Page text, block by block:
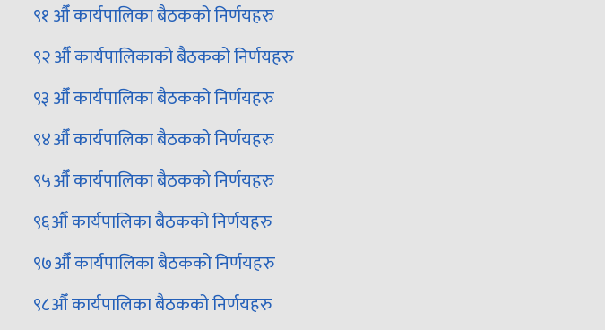
९१ औँ कार्यपालिका बैठकको निर्णयहरु
९२ औँ कार्यपालिकाको बैठकको निर्णयहरु
९३ औँ कार्यपालिका बैठकको निर्णयहरु
९४औँ कार्यपालिका बैठकको निर्णयहरु
९५औँ कार्यपालिका बैठकको निर्णयहरु
९६औँ कार्यपालिका बैठकको निर्णयहरु
९७औँ कार्यपालिका बैठकको निर्णयहरु
९८औँ कार्यपालिका बैठकको निर्णयहरु